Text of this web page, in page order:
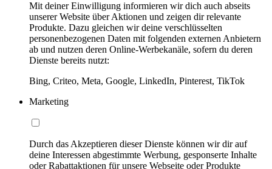
Mit deiner Einwilligung informieren wir dich auch abseits
unserer Website über Aktionen und zeigen dir relevante
Produkte. Dazu gleichen wir deine verschlüsselten
personenbezogenen Daten mit folgenden externen Anbietern
ab und nutzen deren Online-Werbekanäle, sofern du deren
Dienste bereits nutzt:
Bing, Criteo, Meta, Google, LinkedIn, Pinterest, TikTok
Marketing
Durch das Akzeptieren dieser Dienste können wir dir auf
deine Interessen abgestimmte Werbung, gesponserte Inhalte
oder Rabattaktionen für unsere Webseite oder Produkte